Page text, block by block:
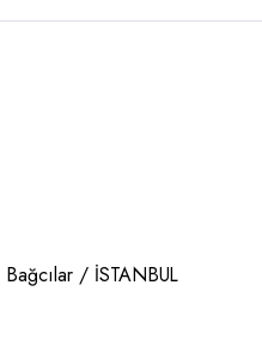
/ İSTANBUL